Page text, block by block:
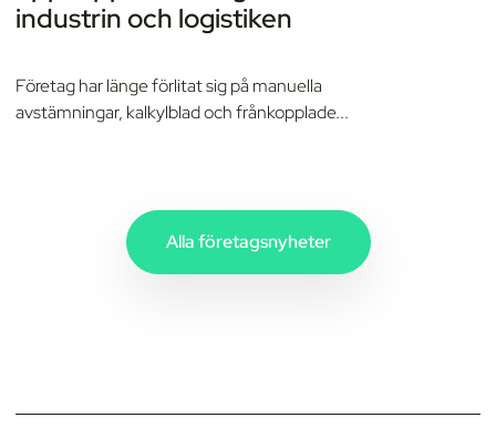
industrin och logistiken
Företag har länge förlitat sig på manuella
avstämningar, kalkylblad och frånkopplade...
Alla företagsnyheter